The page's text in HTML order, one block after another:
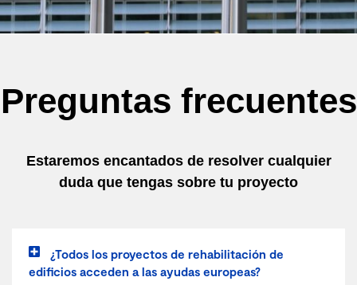
Preguntas frecuentes
Estaremos encantados de resolver cualquier
duda que tengas sobre tu proyecto
¿Todos los proyectos de rehabilitación de
edificios acceden a las ayudas europeas?